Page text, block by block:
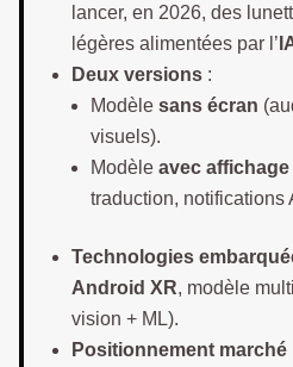
lancer, en 2026, des
légères alimentées par l’
Deux versions :
Modèle sans écran
visuels).
Modèle avec
traduction, notifications
Technologies
Android XR, modèle
vision + ML).
Positionnement marché